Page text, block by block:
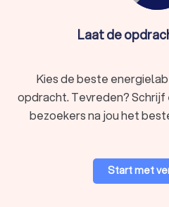
Laat de
Kies de beste
opdracht. Tevreden?
bezoekers na jou het
Start met